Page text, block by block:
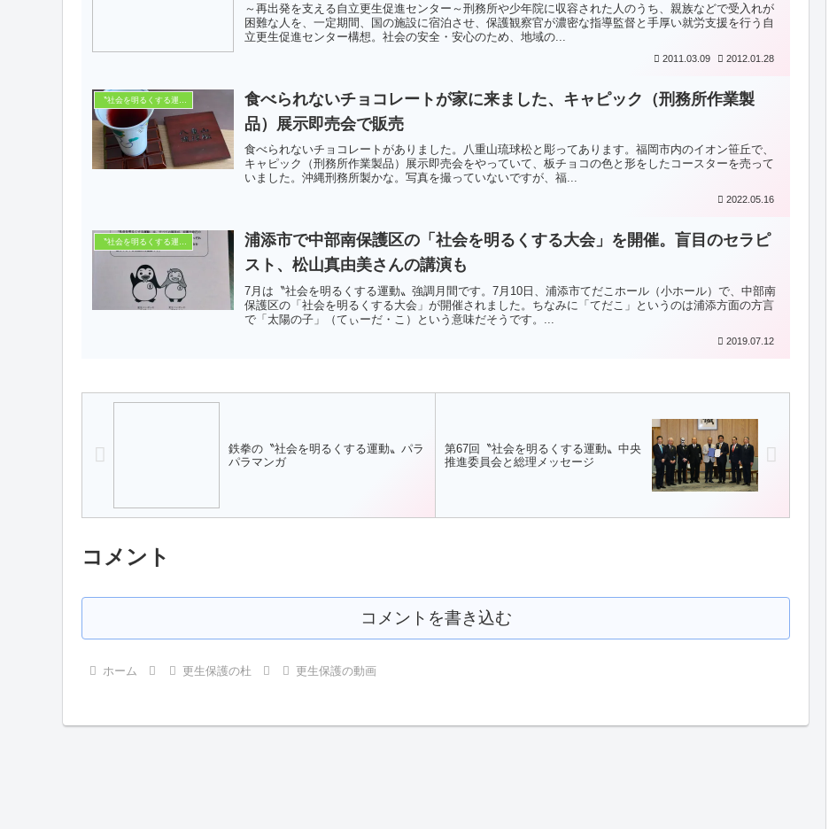
～再出発を支える自立更生促進センター～刑務所や少年院に収容された人のうち、親族などで受入れが
困難な人を、一定期間、国の施設に宿泊させ、保護観察官が濃密な指導監督と手厚い就労支援を行う自
立更生促進セン­ター構想。社会の安全・安心のため、地域の...
2011.03.09 2012.01.28
〝社会を明るくする運動〟
食べられないチョコレートが家に来ました、キャピック（刑務所作業製
品）展示即売会で販売
食べられないチョコレートがありました。八重山琉球松と彫ってあります。福岡市内のイオン笹丘で、
キャピック（刑務所作業製品）展示即売会をやっていて、板チョコの色と形をしたコースターを売って
いました。沖縄刑務所製かな。写真を撮っていないですが、福...
2022.05.16
浦添市で中部南保護区の「社会を明るくする大会」を開催。盲目のセラピ
スト、松山真由美さんの講演も
7月は〝社会を明るくする運動〟強調月間です。7月10日、浦添市てだこホール（小ホール）で、中部南
保護区の「社会を明るくする大会」が開催されました。ちなみに「てだこ」というのは浦添方面の方言
で「太陽の子」（てぃーだ・こ）という意味だそうです。...
2019.07.12
鉄拳の〝社会を明るくする運動〟パラ
パラマンガ
第67回〝社会を明るくする運動〟中央
推進委員会と総理メッセージ
コメント
コメントを書き込む
ホーム 更生保護の杜 更生保護の動画